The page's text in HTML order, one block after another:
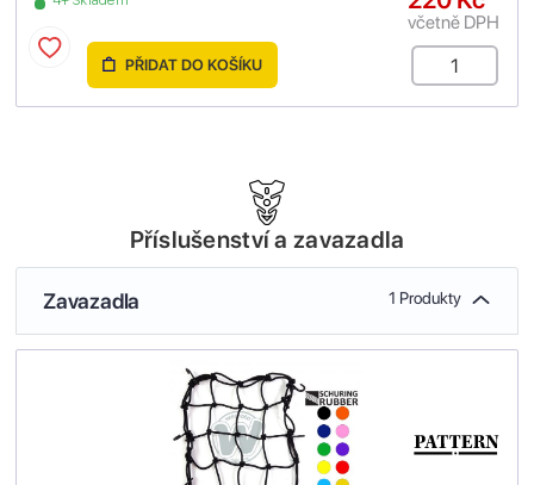
včetně DPH
PŘIDAT DO KOŠÍKU
Příslušenství a zavazadla
Zavazadla 1 Produkty